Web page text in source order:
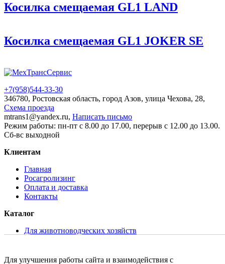
Косилка смещаемая GL1 LAND
Косилка смещаемая GL1 JOKER SE
+7(958)544-33-30
346780, Ростовская область, город Азов, улица Чехова, 28,
Схема проезда
mtrans1@yandex.ru, Написать письмо
Режим работы: пн-пт с 8.00 до 17.00, перерыв с 12.00 до 13.00.
Сб-вс выходной
Клиентам
Главная
Росагролизинг
Оплата и доставка
Контакты
Каталог
Для животноводческих хозяйств
Складская и коммунальная техника
Для улучшения работы сайта и взаимодействия с